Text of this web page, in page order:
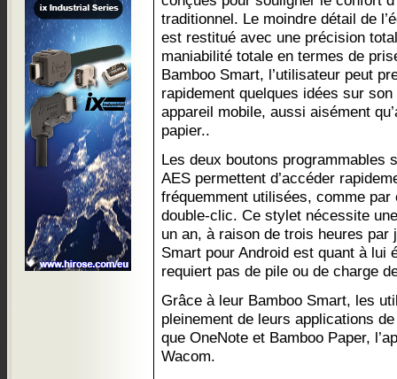
traditionnel. Le moindre détail de
est restitué avec une précision
maniabilité totale en termes de
Bamboo Smart, l’utilisateur peut
rapidement quelques idées sur
appareil mobile, aussi aisément
papier..
Les deux boutons programmables
AES permettent d’accéder
fréquemment utilisées, comme
double-clic. Ce stylet nécessite
un an, à raison de trois heures par
Smart pour Android est quant à lui
requiert pas de pile ou de charge
Grâce à leur Bamboo Smart, les
pleinement de leurs applications
que OneNote et Bamboo Paper,
Wacom.